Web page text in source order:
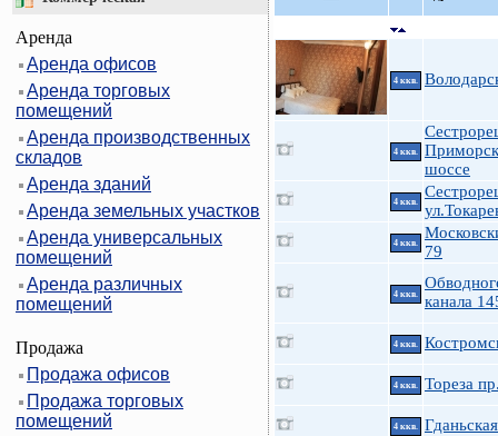
Аренда
Аренда офисов
Аренда торговых
помещений
Аренда производственных
складов
Аренда зданий
Аренда земельных участков
Аренда универсальных
помещений
Аренда различных
помещений
Продажа
Продажа офисов
Продажа торговых
помещений
4 ккв.
4 ккв.
шоссе
4 ккв.
4 ккв.
79
4 ккв.
канала
4 ккв.
4 ккв. Тореза
4 ккв.